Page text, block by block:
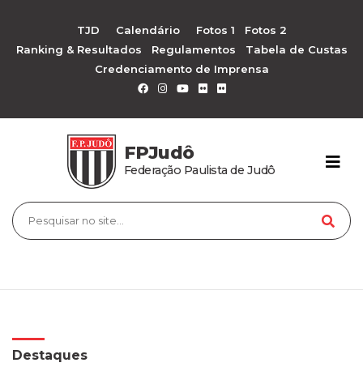
TJD Calendário Fotos 1
Fotos 2
Ranking & Resultados
Regulamentos
Tabela de Custas
Credenciamento de Imprensa
FPJudô
Federação Paulista de Judô
Destaques